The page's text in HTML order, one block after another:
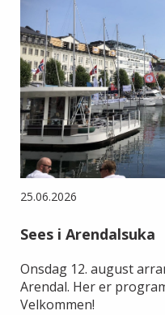
25.06.2026
Sees i Arendalsuka
Onsdag 12. august
Arendal. Her er
Velkommen!